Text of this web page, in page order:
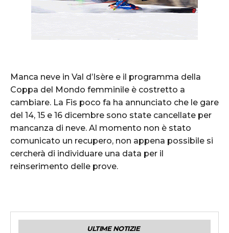
Manca neve in Val d’Isère e il programma della
Coppa del Mondo femminile è costretto a
cambiare. La Fis poco fa ha annunciato che le gare
del 14, 15 e 16 dicembre sono state cancellate per
mancanza di neve. Al momento non è stato
comunicato un recupero, non appena possibile si
cercherà di individuare una data per il
reinserimento delle prove.
ULTIME NOTIZIE